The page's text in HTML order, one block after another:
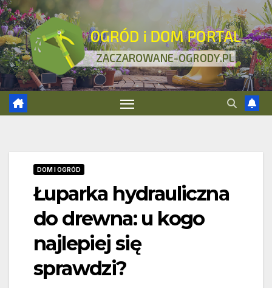
Skip
to
content
DOM I OGRÓD
Łuparka hydrauliczna
do drewna: u kogo
najlepiej się
sprawdzi?